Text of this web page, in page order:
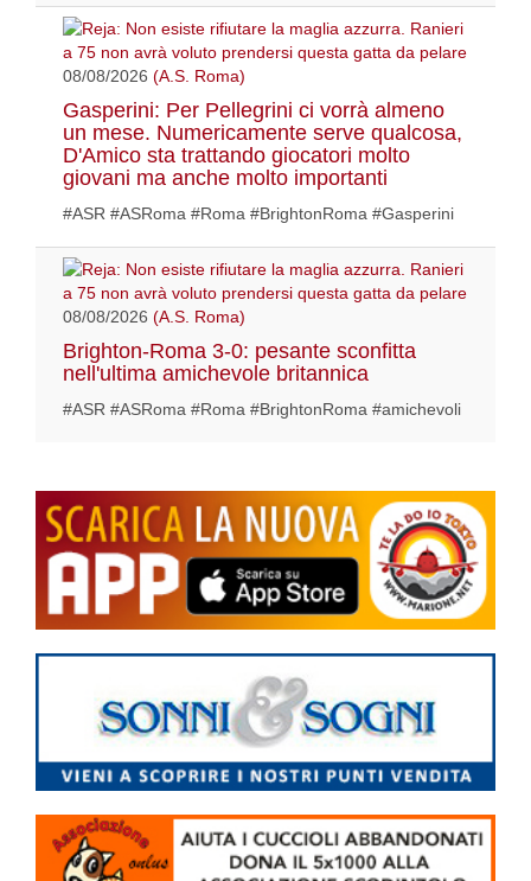
08/08/2026 (A.S. Roma)
Gasperini: Per Pellegrini ci vorrà almeno
un mese. Numericamente serve qualcosa,
D'Amico sta trattando giocatori molto
giovani ma anche molto importanti
#ASR #ASRoma #Roma #BrightonRoma #Gasperini
08/08/2026 (A.S. Roma)
Brighton-Roma 3-0: pesante sconfitta
nell'ultima amichevole britannica
#ASR #ASRoma #Roma #BrightonRoma #amichevoli